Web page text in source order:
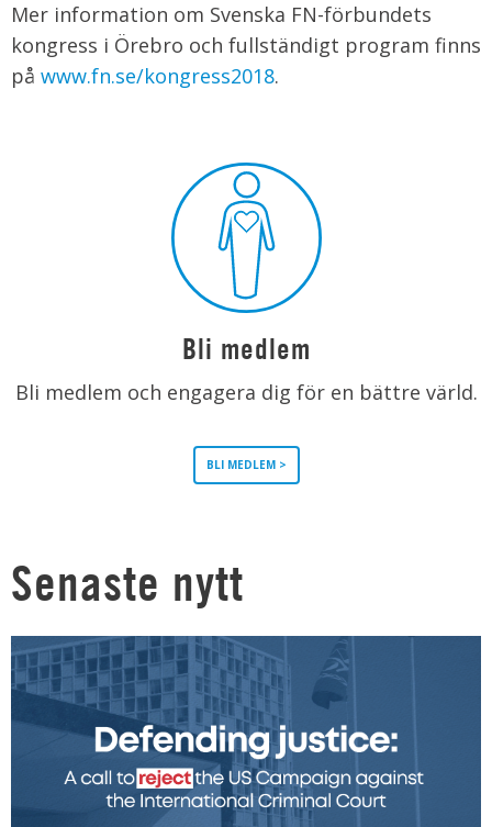
Mer information om Svenska FN-förbundets
kongress i Örebro och fullständigt program finns
på www.fn.se/kongress2018.
Bli medlem
Bli medlem och engagera dig för en bättre värld.
BLI MEDLEM >
Senaste nytt